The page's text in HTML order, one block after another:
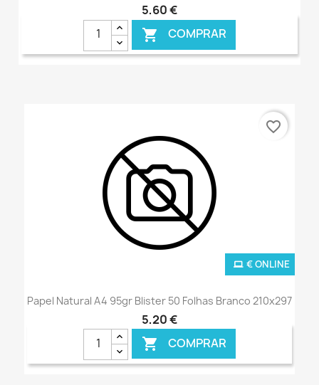
5,60 €
 COMPRAR
Papel Natural A4 95gr Blister 50 Folhas Branco 210x297
5,20 €
 COMPRAR
€ ONLINE
favorite_border